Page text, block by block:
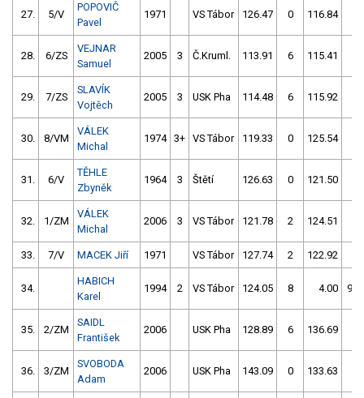
27. 5/V
POPOVIČ
Pavel
1971 VS Tábor 126.47 0 116.84
28. 6/ZS
VEJNAR
Samuel
2005 3 Č.Kruml. 113.91 6 115.41
29. 7/ZS
SLAVÍK
Vojtěch
2005 3 USK Pha 114.48 6 115.92
30. 8/VM
VÁLEK
Michal
1974 3+ VS Tábor 119.33 0 125.54
31. 6/V
TĚHLE
Zbyněk
1964 3 Štětí 126.63 0 121.50
32. 1/ZM
VÁLEK
Michal
2006 3 VS Tábor 121.78 2 124.51
33. 7/V MACEK Jiří 1971 VS Tábor 127.74 2 122.92
34.
HABICH
Karel
1994 2 VS Tábor 124.05 8 4.00 999
35. 2/ZM
SAIDL
František
2006 USK Pha 128.89 6 136.69
36. 3/ZM
SVOBODA
Adam
2006 USK Pha 143.09 0 133.63